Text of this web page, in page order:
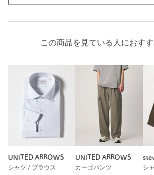
この商品を見ている人におす
UNITED ARROWS
シャツ / ブラウス
UNITED ARROWS
カーゴパンツ
シ